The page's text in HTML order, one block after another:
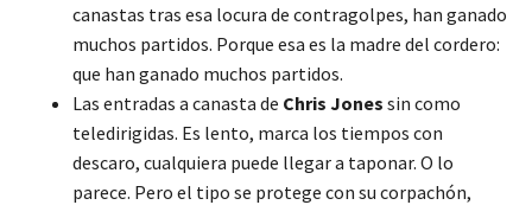
canastas tras esa locura de contragolpes, han ganado
muchos partidos. Porque esa es la madre del cordero:
que han ganado muchos partidos.
Las entradas a canasta de Chris Jones sin como
teledirigidas. Es lento, marca los tiempos con
descaro, cualquiera puede llegar a taponar. O lo
parece. Pero el tipo se protege con su corpachón,